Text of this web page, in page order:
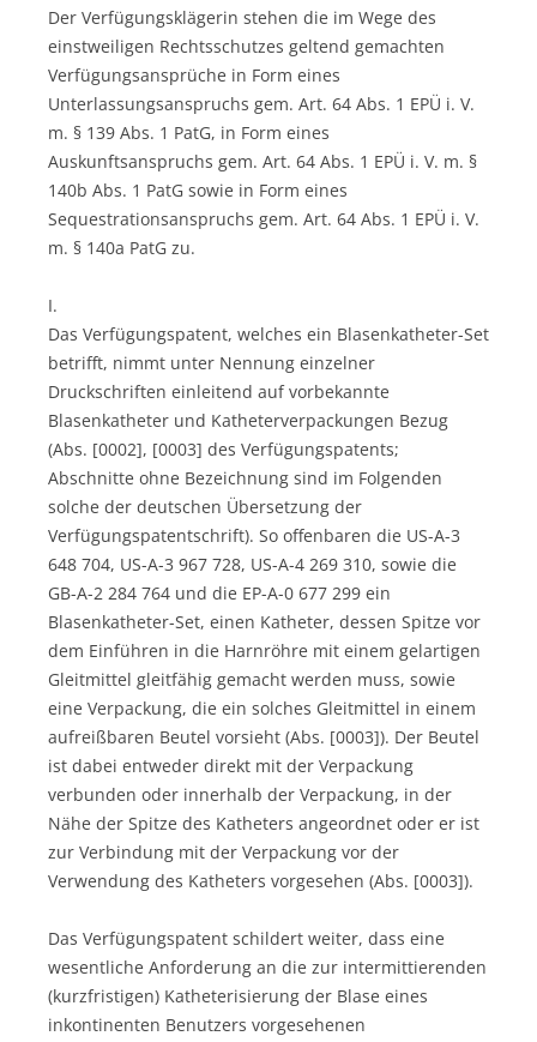
Der Verfügungsklägerin stehen die im Wege des
einstweiligen Rechtsschutzes geltend gemachten
Verfügungsansprüche in Form eines
Unterlassungsanspruchs gem. Art. 64 Abs. 1 EPÜ i. V.
m. § 139 Abs. 1 PatG, in Form eines
Auskunftsanspruchs gem. Art. 64 Abs. 1 EPÜ i. V. m. §
140b Abs. 1 PatG sowie in Form eines
Sequestrationsanspruchs gem. Art. 64 Abs. 1 EPÜ i. V.
m. § 140a PatG zu.
I.
Das Verfügungspatent, welches ein Blasenkatheter-Set
betrifft, nimmt unter Nennung einzelner
Druckschriften einleitend auf vorbekannte
Blasenkatheter und Katheterverpackungen Bezug
(Abs. [0002], [0003] des Verfügungspatents;
Abschnitte ohne Bezeichnung sind im Folgenden
solche der deutschen Übersetzung der
Verfügungspatentschrift). So offenbaren die US-A-3
648 704, US-A-3 967 728, US-A-4 269 310, sowie die
GB-A-2 284 764 und die EP-A-0 677 299 ein
Blasenkatheter-Set, einen Katheter, dessen Spitze vor
dem Einführen in die Harnröhre mit einem gelartigen
Gleitmittel gleitfähig gemacht werden muss, sowie
eine Verpackung, die ein solches Gleitmittel in einem
aufreißbaren Beutel vorsieht (Abs. [0003]). Der Beutel
ist dabei entweder direkt mit der Verpackung
verbunden oder innerhalb der Verpackung, in der
Nähe der Spitze des Katheters angeordnet oder er ist
zur Verbindung mit der Verpackung vor der
Verwendung des Katheters vorgesehen (Abs. [0003]).
Das Verfügungspatent schildert weiter, dass eine
wesentliche Anforderung an die zur intermittierenden
(kurzfristigen) Katheterisierung der Blase eines
inkontinenten Benutzers vorgesehenen